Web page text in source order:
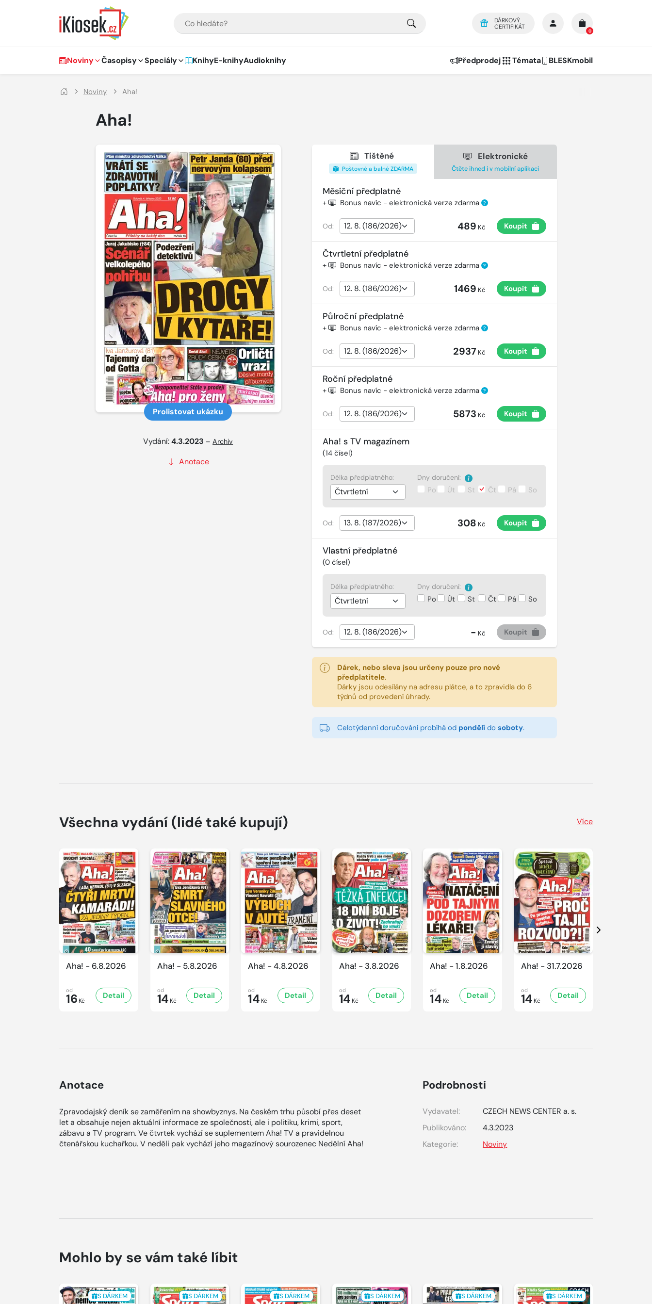
DÁRKOVÝ
CERTIFIKÁT
0
Hlavní navigace
Noviny Časopisy Speciály KnihyE-knihyAudioknihy Předprodej Témata BLESKmobil
Noviny Aha!
Aha!
Prolistovat ukázku
Vydání:4.3.2023 –Archiv
Anotace
Tištěné
Poštovné a balné ZDARMA
Elektronické
Čtěte ihned i v mobilní aplikaci
Měsíční předplatné
+ Bonus navíc - elektronická verze zdarma ?
Od: 489 Kč Koupit
Čtvrtletní předplatné
+ Bonus navíc - elektronická verze zdarma ?
Od: 1469 Kč Koupit
Půlroční předplatné
+ Bonus navíc - elektronická verze zdarma ?
Od: 2937 Kč Koupit
Roční předplatné
+ Bonus navíc - elektronická verze zdarma ?
Od: 5873 Kč Koupit
Aha! s TV magazínem
(14čísel)
Délka předplatného: Dny doručení:
Po Út St Čt Pá So
Od: 308 Kč Koupit
Vlastní předplatné
(0čísel)
Délka předplatného: Dny doručení:
Po Út St Čt Pá So
Od: - Kč Koupit
Dárek, nebo sleva jsou určeny pouze pro nové
předplatitele.
Dárky jsou odesílány na adresu plátce, a to zpravidla do 6
týdnů od provedení úhrady.
Celotýdenní doručování probíhá od pondělído soboty.
Všechna vydání (lidé také kupují) Více
Aha! - 6.8.2026
od
16 Kč
Detail
Aha! - 5.8.2026
od
14 Kč
Detail
Aha! - 4.8.2026
od
14 Kč
Detail
Aha! - 3.8.2026
od
14 Kč
Detail
Aha! - 1.8.2026
od
14 Kč
Detail
Aha! - 31.7.2026
od
14 Kč
Detail
Další
Anotace
Zpravodajský deník se zaměřením na showbyznys. Na českém trhu působí přes deset
let a obsahuje nejen aktuální informace ze společnosti, ale i politiku, krimi, sport,
zábavu a TV program. Ve čtvrtek vychází se suplementem Aha! TV a pravidelnou
čtenářskou kuchařkou. V neděli pak vychází jeho magazínový sourozenec Nedělní Aha!
Podrobnosti
Vydavatel:
CZECH NEWS CENTER a. s.
Publikováno:
4.3.2023
Kategorie:
Noviny
Mohlo by se vám také líbit
S DÁRKEM S DÁRKEM S DÁRKEM S DÁRKEM S DÁRKEM S DÁRKEM